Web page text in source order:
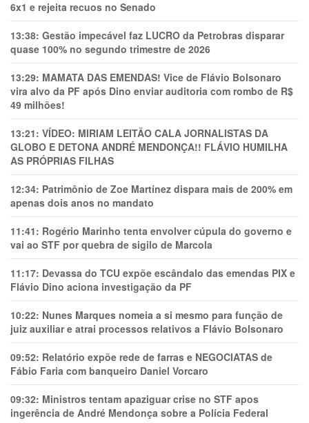
6x1 e rejeita recuos no Senado
13:38: Gestão impecável faz LUCRO da Petrobras disparar
quase 100% no segundo trimestre de 2026
13:29: MAMATA DAS EMENDAS! Vice de Flávio Bolsonaro
vira alvo da PF após Dino enviar auditoria com rombo de R$
49 milhões!
13:21: VÍDEO: MIRIAM LEITÃO CALA JORNALISTAS DA
GLOBO E DETONA ANDRÉ MENDONÇA!! FLÁVIO HUMILHA
AS PRÓPRIAS FILHAS
12:34: Patrimônio de Zoe Martínez dispara mais de 200% em
apenas dois anos no mandato
11:41: Rogério Marinho tenta envolver cúpula do governo e
vai ao STF por quebra de sigilo de Marcola
11:17: Devassa do TCU expõe escândalo das emendas PIX e
Flávio Dino aciona investigação da PF
10:22: Nunes Marques nomeia a si mesmo para função de
juiz auxiliar e atrai processos relativos a Flávio Bolsonaro
09:52: Relatório expõe rede de farras e NEGOCIATAS de
Fábio Faria com banqueiro Daniel Vorcaro
09:32: Ministros tentam apaziguar crise no STF apos
ingerência de André Mendonça sobre a Polícia Federal